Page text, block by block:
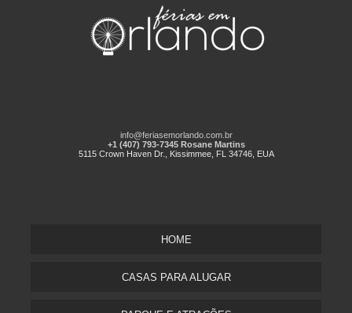
info@feriasemorlando.com.br
+1 (407) 793-7345 Rosane Martins
5115 Crown Haven Dr., Kissimmee, FL 34746, EUA
HOME
CASAS PARA ALUGAR